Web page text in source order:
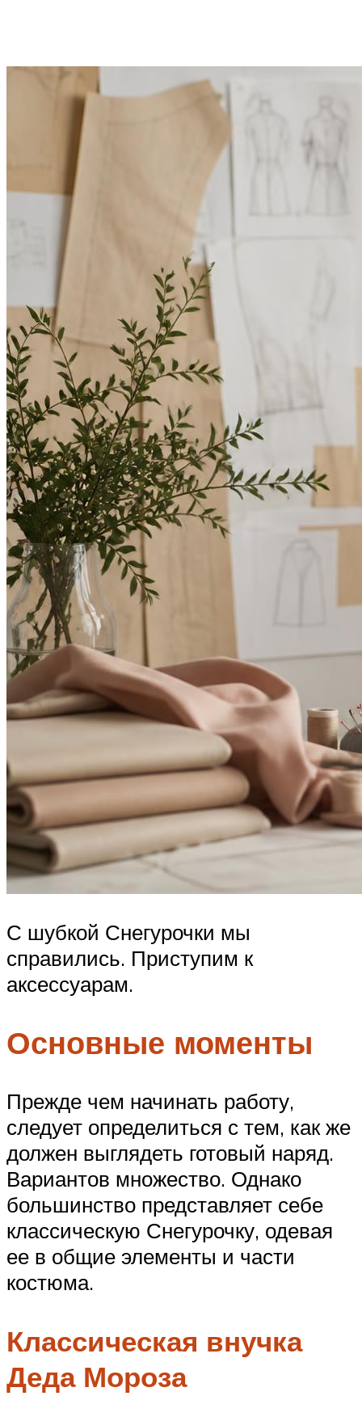
С шубкой Снегурочки мы
справились. Приступим к
аксессуарам.
Основные моменты
Прежде чем начинать работу,
следует определиться с тем, как же
должен выглядеть готовый наряд.
Вариантов множество. Однако
большинство представляет себе
классическую Снегурочку, одевая
ее в общие элементы и части
костюма.
Классическая внучка
Деда Мороза